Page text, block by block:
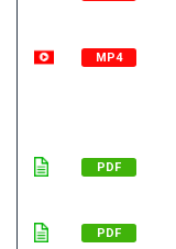
MP4
PDF
PDF